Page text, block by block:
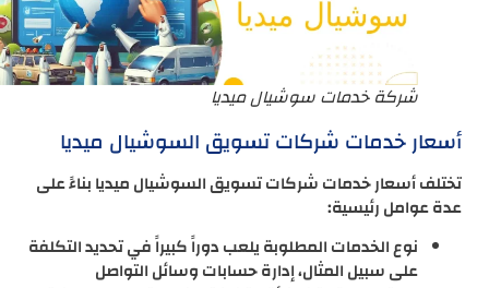
شركة خدمات سوشيال ميديا
أسعار خدمات شركات تسويق السوشيال ميديا
تختلف أسعار خدمات شركات تسويق السوشيال ميديا بناءً على
عدة عوامل رئيسية:
نوع الخدمات المطلوبة يلعب دوراً كبيراً في تحديد التكلفة
على سبيل المثال، إدارة حسابات وسائل التواصل